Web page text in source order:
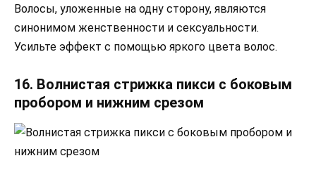
Волосы, уложенные на одну сторону, являются
синонимом женственности и сексуальности.
Усильте эффект с помощью яркого цвета волос.
16. Волнистая стрижка пикси с боковым
пробором и нижним срезом